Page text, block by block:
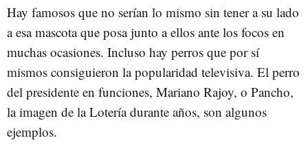
Hay famosos que no serían lo mismo sin tener a su lado
a esa mascota que posa junto a ellos ante los focos en
muchas ocasiones. Incluso hay perros que por sí
mismos consiguieron la popularidad televisiva. El perro
del presidente en funciones, Mariano Rajoy, o Pancho,
la imagen de la Lotería durante años, son algunos
ejemplos.